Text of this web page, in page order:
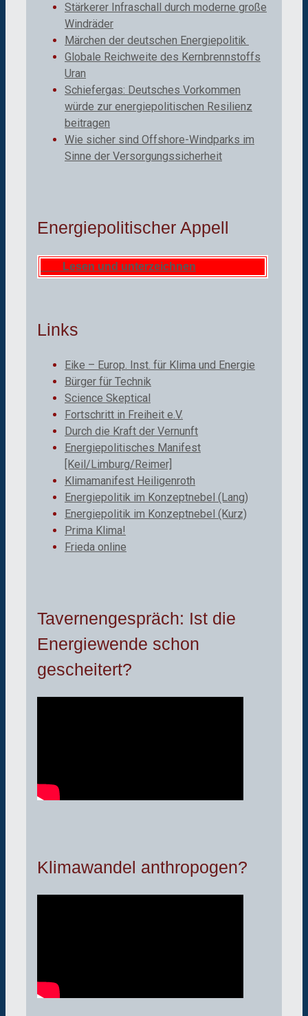
Stärkerer Infraschall durch moderne große
Windräder
Märchen der deutschen Energiepolitik
Globale Reichweite des Kernbrennstoffs
Uran
Schiefergas: Deutsches Vorkommen
würde zur energiepolitischen Resilienz
beitragen
Wie sicher sind Offshore-Windparks im
Sinne der Versorgungssicherheit
Energiepolitischer Appell
Lesen und unterzeichnen
Links
Eike – Europ. Inst. für Klima und Energie
Bürger für Technik
Science Skeptical
Fortschritt in Freiheit e.V.
Durch die Kraft der Vernunft
Energiepolitisches Manifest
[Keil/Limburg/Reimer]
Klimamanifest Heiligenroth
Energiepolitik im Konzeptnebel (Lang)
Energiepolitik im Konzeptnebel (Kurz)
Prima Klima!
Frieda online
Tavernengespräch: Ist die
Energiewende schon
gescheitert?
Klimawandel anthropogen?